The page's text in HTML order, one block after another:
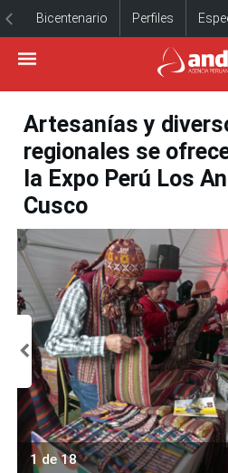
Bicentenario Perfiles
Artesanías y
regionales se
la Expo Perú Los
Cusco
1 de 18